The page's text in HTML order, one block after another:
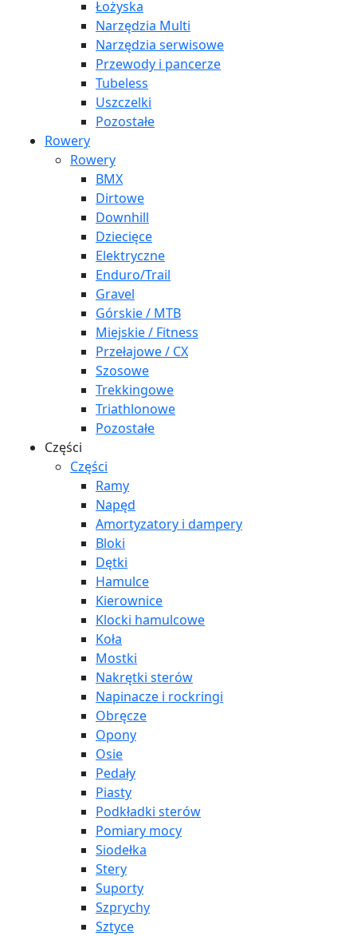
Łożyska
Narzędzia Multi
Narzędzia serwisowe
Przewody i pancerze
Tubeless
Uszczelki
Pozostałe
Rowery
Rowery
BMX
Dirtowe
Downhill
Dziecięce
Elektryczne
Enduro/Trail
Gravel
Górskie / MTB
Miejskie / Fitness
Przełajowe / CX
Szosowe
Trekkingowe
Triathlonowe
Pozostałe
Części
Części
Ramy
Napęd
Amortyzatory i dampery
Bloki
Dętki
Hamulce
Kierownice
Klocki hamulcowe
Koła
Mostki
Nakrętki sterów
Napinacze i rockringi
Obręcze
Opony
Osie
Pedały
Piasty
Podkładki sterów
Pomiary mocy
Siodełka
Stery
Suporty
Szprychy
Sztyce